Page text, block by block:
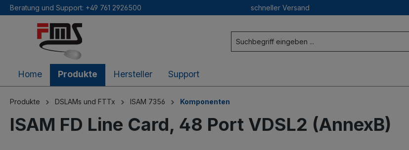
springen
Beratung und Support: +49 761 2926500 schneller Versand
Home Produkte Hersteller Support
Produkte DSLAMs und FTTx ISAM 7356 Komponenten
ISAM FD Line Card, 48 Port VDSL2 (AnnexB)